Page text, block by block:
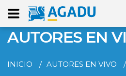
AUTORES EN
INICIO AUTORES EN VIVO